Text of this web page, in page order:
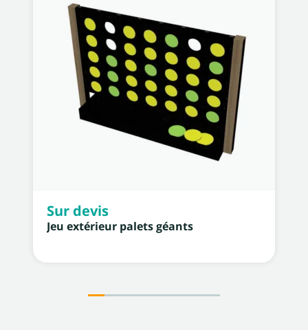
Sur devis
Jeu extérieur palets géants